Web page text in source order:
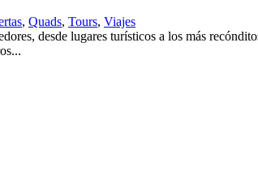
, Quads, Tours, Viajes
desde lugares turísticos a los más